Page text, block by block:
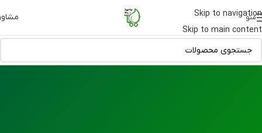
Skip to navigation
Skip to main content
منو